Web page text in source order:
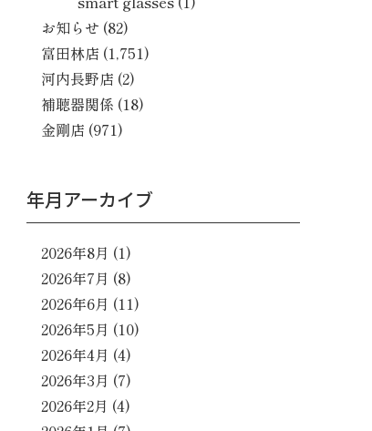
お知らせ (82)
富田林店 (1,751)
河内長野店 (2)
補聴器関係 (18)
金剛店 (971)
年月アーカイブ
2026年8月 (1)
2026年7月 (8)
2026年6月 (11)
2026年5月 (10)
2026年4月 (4)
2026年3月 (7)
2026年2月 (4)